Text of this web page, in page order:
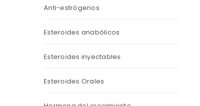
Anti-estrógenos
Esteroides anabólicos
Esteroides inyectables
Esteroides Orales